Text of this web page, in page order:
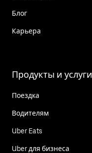
Блог
Карьера
Продукты и услуги
Поездка
Водителям
Uber Eats
Uber для бизнеса